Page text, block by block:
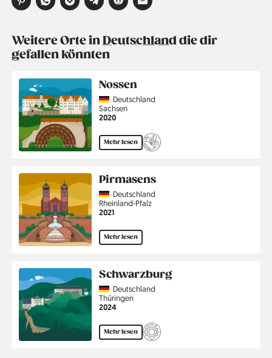
Weitere Orte inDeutschlanddie dir
gefallen könnten
Nossen
CountryDeutschland
Region
Sachsen
Jahr
2020
Mehr lesen
Pirmasens
CountryDeutschland
Region
Rheinland-Pfalz
Jahr
2021
Mehr lesen
Schwarzburg
CountryDeutschland
Region
Thüringen
Jahr
2024
Mehr lesen